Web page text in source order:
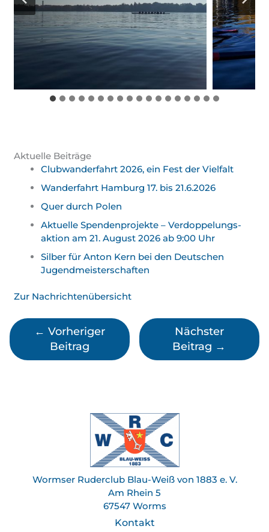
Aktuelle Beiträge
Clubwanderfahrt 2026, ein Fest der Vielfalt
Wanderfahrt Hamburg 17. bis 21.6.2026
Quer durch Polen
Aktuelle Spendenprojekte – Verdoppelungs­
aktion am 21. August 2026 ab 9:00 Uhr
Silber für Anton Kern bei den Deutschen
Jugend­meister­schaften
Zur Nachrichtenübersicht
← Vorheriger
Beitrag
Nächster
Beitrag →
Wormser Ruderclub Blau-Weiß von 1883 e. V.
Am Rhein 5
67547 Worms
Kontakt